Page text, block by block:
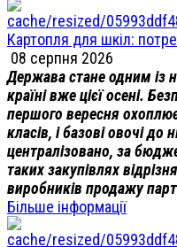
Картопля для шкіл:
08 серпня 2026
Держава стане одним із
країні вже цієї осені.
першого вересня
класів, і базові овочі до
централізовано, за
таких закупівлях
виробників продажу
Більше інформації